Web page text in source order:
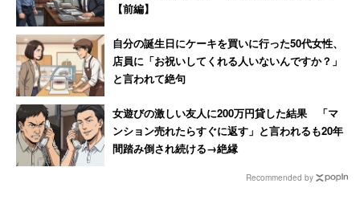
【前編】
自分の誕生日にケーキを買いに行った50代女性、
店員に「お祝いしてくれる人いないんですか？」
と言われて絶句
女遊びの激しい友人に200万円貸した結果 「マ
ンション売れたらすぐに返す」と言われるも20年
間踏み倒され続ける→絶縁
Recommended by